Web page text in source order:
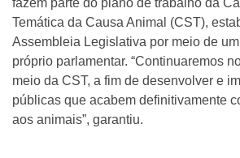
fazem parte do plano de trabalho da
Temática da Causa Animal (CST),
Assembleia Legislativa por meio de
próprio parlamentar. “Continuaremos
meio da CST, a fim de desenvolver e
públicas que acabem definitivamente
aos animais”, garantiu.